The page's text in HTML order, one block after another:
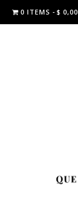
0 ITEMS $ 0,00